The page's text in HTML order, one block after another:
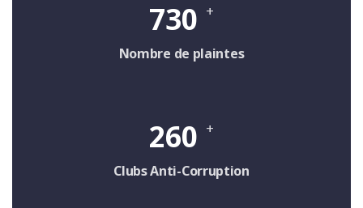
730 +
Nombre de plaintes
260 +
Clubs Anti-Corruption